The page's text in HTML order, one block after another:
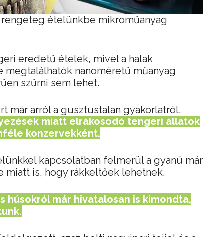
ételünkbe mikroműanyag
eredetű ételek, mivel a halak
nanoméretű műanyag
szűrni sem lehet.
már arról a gusztustalan gyakorlatról,
miatt elrákosodó tengeri állatok
konzervekként.
kapcsolatban felmerül a gyanú már
is, hogy rákkeltőek lehetnek.
húsokról már hivatalosan is kimondta,